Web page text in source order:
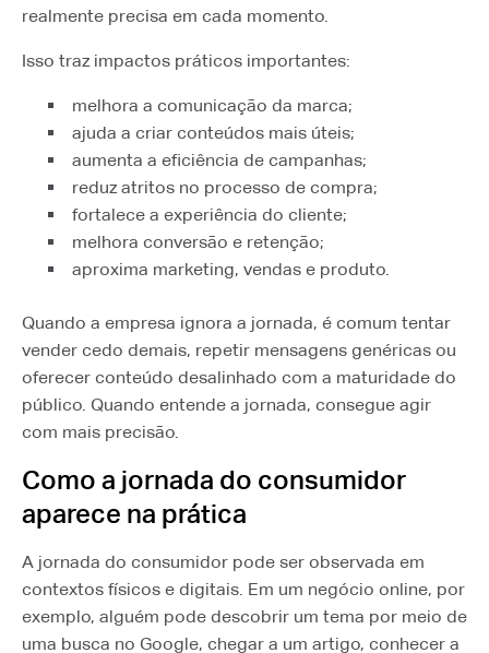
realmente precisa em cada momento.
Isso traz impactos práticos importantes:
melhora a comunicação da marca;
ajuda a criar conteúdos mais úteis;
aumenta a eficiência de campanhas;
reduz atritos no processo de compra;
fortalece a experiência do cliente;
melhora conversão e retenção;
aproxima marketing, vendas e produto.
Quando a empresa ignora a jornada, é comum tentar
vender cedo demais, repetir mensagens genéricas ou
oferecer conteúdo desalinhado com a maturidade do
público. Quando entende a jornada, consegue agir
com mais precisão.
Como a jornada do consumidor
aparece na prática
A jornada do consumidor pode ser observada em
contextos físicos e digitais. Em um negócio online, por
exemplo, alguém pode descobrir um tema por meio de
uma busca no Google, chegar a um artigo, conhecer a